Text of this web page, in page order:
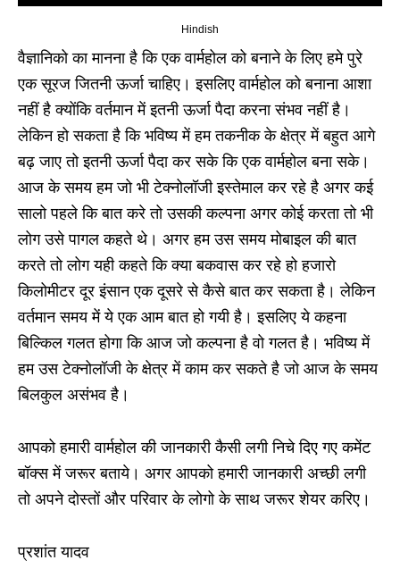
Hindish
वैज्ञानिको का मानना है कि एक वार्महोल को बनाने के लिए हमे पुरे
एक सूरज जितनी ऊर्जा चाहिए। इसलिए वार्महोल को बनाना आशा
नहीं है क्योंकि वर्तमान में इतनी ऊर्जा पैदा करना संभव नहीं है।
लेकिन हो सकता है कि भविष्य में हम तकनीक के क्षेत्र में बहुत आगे
बढ़ जाए तो इतनी ऊर्जा पैदा कर सके कि एक वार्महोल बना सके।
आज के समय हम जो भी टेक्नोलॉजी इस्तेमाल कर रहे है अगर कई
सालो पहले कि बात करे तो उसकी कल्पना अगर कोई करता तो भी
लोग उसे पागल कहते थे। अगर हम उस समय मोबाइल की बात
करते तो लोग यही कहते कि क्या बकवास कर रहे हो हजारो
किलोमीटर दूर इंसान एक दूसरे से कैसे बात कर सकता है। लेकिन
वर्तमान समय में ये एक आम बात हो गयी है। इसलिए ये कहना
बिल्किल गलत होगा कि आज जो कल्पना है वो गलत है। भविष्य में
हम उस टेक्नोलॉजी के क्षेत्र में काम कर सकते है जो आज के समय
बिलकुल असंभव है।
आपको हमारी वार्महोल की जानकारी कैसी लगी निचे दिए गए कमेंट
बॉक्स में जरूर बताये। अगर आपको हमारी जानकारी अच्छी लगी
तो अपने दोस्तों और परिवार के लोगो के साथ जरूर शेयर करिए।
प्रशांत यादव